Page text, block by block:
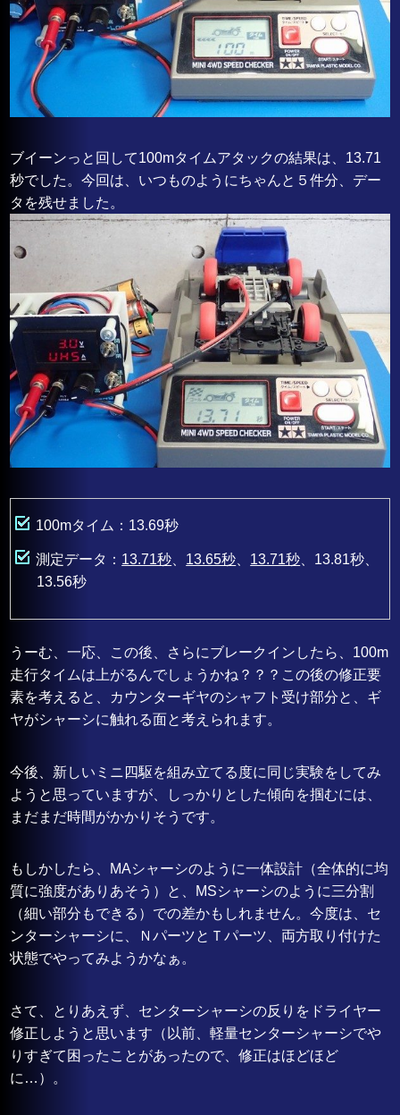
ブイーンっと回して100mタイムアタックの結果は、13.71
秒でした。今回は、いつものようにちゃんと５件分、デー
タを残せました。
100mタイム：13.69秒
測定データ： 13.71秒 13.65秒 13.71秒 、13.81秒、
13.56秒
うーむ、一応、この後、さらにブレークインしたら、100m
走行タイムは上がるんでしょうかね？？？この後の修正要
素を考えると、カウンターギヤのシャフト受け部分と、ギ
ヤがシャーシに触れる面と考えられます。
今後、新しいミニ四駆を組み立てる度に同じ実験をしてみ
ようと思っていますが、しっかりとした傾向を掴むには、
まだまだ時間がかかりそうです。
もしかしたら、MAシャーシのように一体設計（全体的に均
質に強度がありあそう）と、MSシャーシのように三分割
（細い部分もできる）での差かもしれません。今度は、セ
ンターシャーシに、ＮパーツとＴパーツ、両方取り付けた
状態でやってみようかなぁ。
さて、とりあえず、センターシャーシの反りをドライヤー
修正しようと思います（以前、軽量センターシャーシでや
りすぎて困ったことがあったので、修正はほどほど
に…）。